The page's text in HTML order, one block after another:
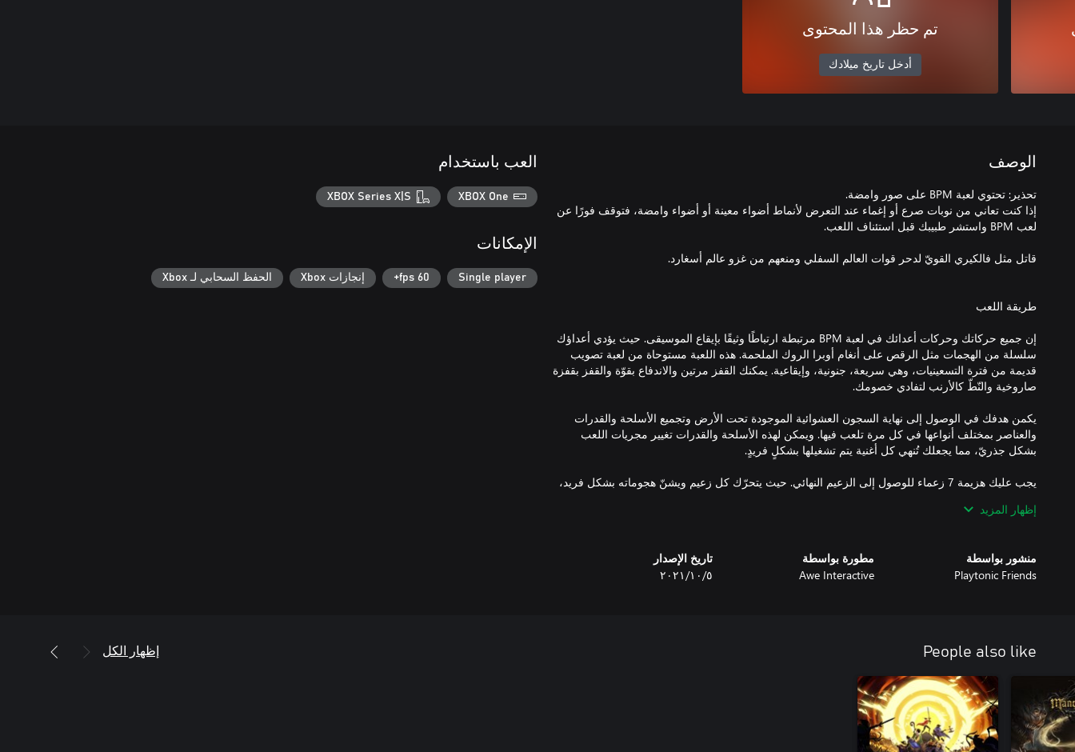
تم حظر هذا المحتوى
أدخل تاريخ ميلادك
الوصف
إذا كنت تعاني من نوبات صرع أو إغماء عند التعرض لأنماط أضواء معينة أو أضواء وامضة، فتوقف فورًا عن
إن جميع حركاتك وحركات أعدائك في لعبة BPM مرتبطة ارتباطًا وثيقًا بإيقاع الموسيقى. حيث يؤدي أعداؤك
سلسلة من الهجمات مثل الرقص على أنغام أوبرا الروك الملحمة. هذه اللعبة مستوحاة من لعبة تصويب
قديمة من فترة التسعينيات، وهي سريعة، جنونية، وإيقاعية. يمكنك القفز مرتين والاندفاع بقوّة والقفز بقفزة
يكمن هدفك في الوصول إلى نهاية السجون العشوائية الموجودة تحت الأرض وتجميع الأسلحة والقدرات
والعناصر بمختلف أنواعها في كل مرة تلعب فيها. ويمكن لهذه الأسلحة والقدرات تغيير مجريات اللعب
يجب عليك هزيمة 7 زعماء للوصول إلى الزعيم النهائي. حيث يتحرّك كل زعيم ويشنّ هجوماته بشكل فريد،
إظهار المزيد
منشور بواسطة
Playtonic Friends
مطورة بواسطة
Awe Interactive
تاريخ الإصدار
٥‏/١٠‏/٢٠٢١
العب باستخدام
XBOX One
XBOX Series X|S
الإمكانات
Single player
60 fps+ إنجازات Xbox الحفظ السحابي لـ Xbox
People also like إظهار الكل